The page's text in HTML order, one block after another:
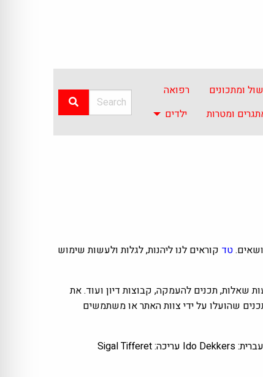
ומתכונים
רפואה
ומטרות ילדים
טד קוראים לנו ליהנות, לגלות ולעשות שימוש
שאלות, תכנים להעמקה, קבוצות דיון ועוד. את
שהועלו על ידי צוות האתר או משתמשים